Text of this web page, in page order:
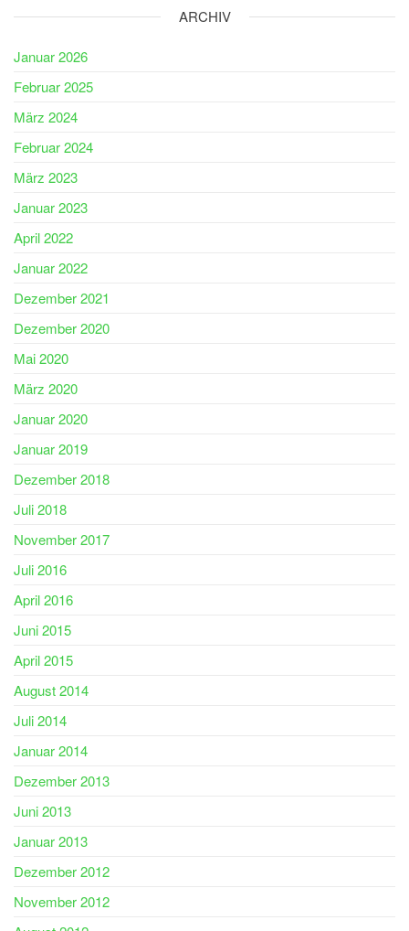
ARCHIV
Januar 2026
Februar 2025
März 2024
Februar 2024
März 2023
Januar 2023
April 2022
Januar 2022
Dezember 2021
Dezember 2020
Mai 2020
März 2020
Januar 2020
Januar 2019
Dezember 2018
Juli 2018
November 2017
Juli 2016
April 2016
Juni 2015
April 2015
August 2014
Juli 2014
Januar 2014
Dezember 2013
Juni 2013
Januar 2013
Dezember 2012
November 2012